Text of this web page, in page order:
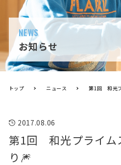
NEWS
お知らせ
トップ ニュース
2017.08.06
第1回 和光プライム
り🎆